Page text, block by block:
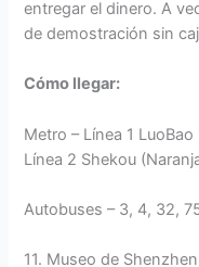
entregar el dinero. A
de demostración sin
Cómo llegar:
Metro – Línea 1
Línea 2 Shekou
Autobuses – 3, 4, 32,
11. Museo de